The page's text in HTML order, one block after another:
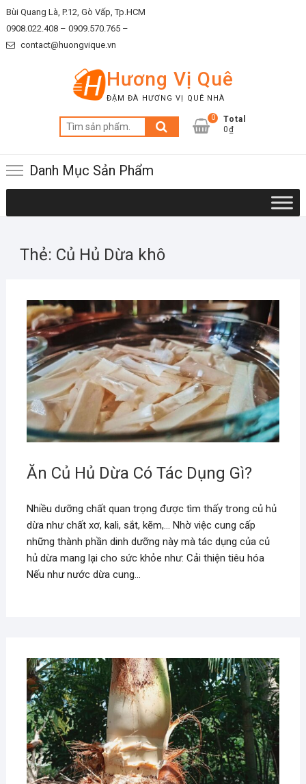
Skip
to
content
Bùi Quang Là, P.12, Gò Vấp, Tp.HCM
0908.022.408 – 0909.570.765 –
contact@huongvique.vn
Hương Vị Quê
ĐẬM ĐÀ HƯƠNG VỊ QUÊ NHÀ
Tìm
kiếm:
0
Total
0₫
Danh Mục Sản Phẩm
Thẻ: Củ Hủ Dừa khô
Ăn Củ Hủ Dừa Có Tác Dụng Gì?
Nhiều dưỡng chất quan trọng được tìm thấy trong củ hủ
dừa như chất xơ, kali, sắt, kẽm,… Nhờ việc cung cấp
những thành phần dinh dưỡng này mà tác dụng của củ
hủ dừa mang lại cho sức khỏe như: Cải thiện tiêu hóa
Nếu như nước dừa cung…